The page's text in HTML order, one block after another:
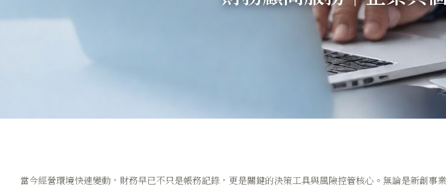
當今經營環境快速變動，財務早已不只是帳務記錄，更是關鍵的決策工具與風險控管核心。無論是新創